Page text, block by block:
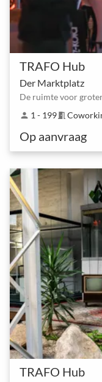
TRAFO Hub
Der Marktplatz
person 1 - 199meeting_room
Op aanvraag
TRAFO Hub